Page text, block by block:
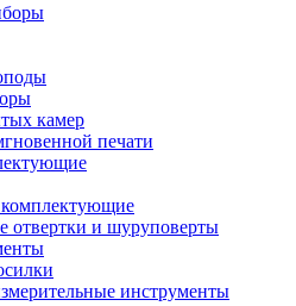
камер
печати
отвертки и шуруповерты
инструменты